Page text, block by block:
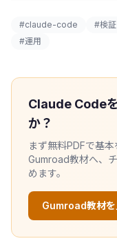
#claude-code #検証
#運用
Claude Code
か？
まず無料PDFで基
Gumroad教材へ、
めます。
Gumroad教材を